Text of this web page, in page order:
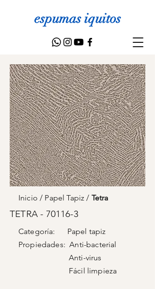
espumas iquitos
Inicio/ Papel Tapiz/ Tetra
TETRA - 70116-3
Categoría: Papel tapiz
Propiedades: Anti-bacterial
Anti-virus
Fácil limpieza